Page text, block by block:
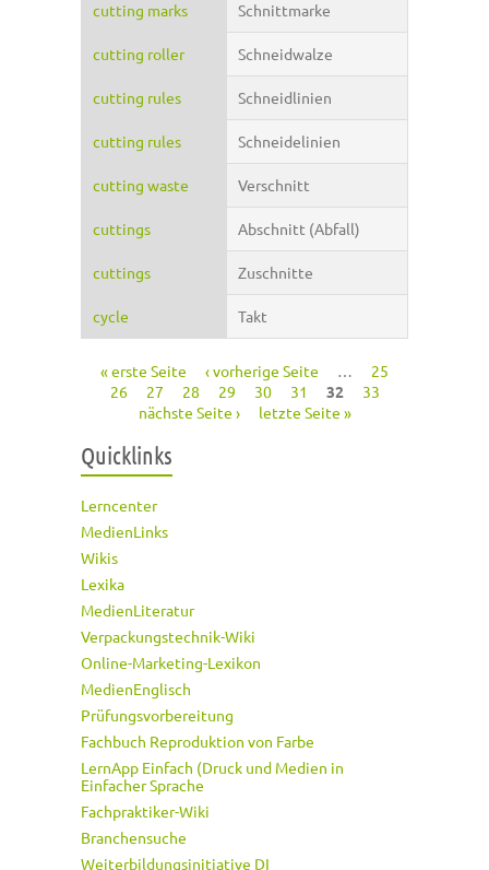
cutting marks Schnittmarke
cutting roller Schneidwalze
cutting rules Schneidlinien
cutting rules Schneidelinien
cutting waste Verschnitt
cuttings Abschnitt (Abfall)
cuttings Zuschnitte
cycle Takt
Seiten
« erste Seite ‹ vorherige Seite …
25
26
27 28 29 30 31 32
33
nächste Seite ›
letzte Seite »
Quicklinks
Lerncenter
MedienLinks
Wikis
Lexika
MedienLiteratur
Verpackungstechnik-Wiki
Online-Marketing-Lexikon
MedienEnglisch
Prüfungsvorbereitung
Fachbuch Reproduktion von Farbe
LernApp Einfach (Druck und Medien in
Einfacher Sprache
Fachpraktiker-Wiki
Branchensuche
Weiterbildungsinitiative DI